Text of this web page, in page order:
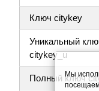
Ключ citykey
Уникальный
citykey_u
Полный ключ
Мы